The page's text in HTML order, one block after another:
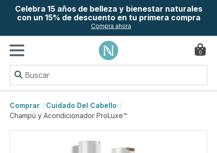
Celebra 15 años de belleza y bienestar naturales
con un 15% de descuento en tu primera compra
Compra ahora
0
Comprar
Cuidado Del Cabello
Champú y Acondicionador ProLuxe™